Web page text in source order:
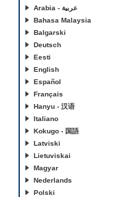
Arabia - عربية
Bahasa Malaysia
Balgarski
Deutsch
Eesti
English
Español
Français
Hanyu - 汉语
Italiano
Kokugo - 国語
Latviski
Lietuviskai
Magyar
Nederlands
Polski